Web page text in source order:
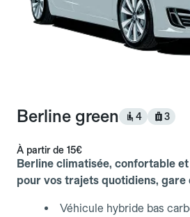
Berline green 4 3
À partir de 15€
Berline climatisée, confortable
pour vos trajets quotidiens, gare
Véhicule hybride bas